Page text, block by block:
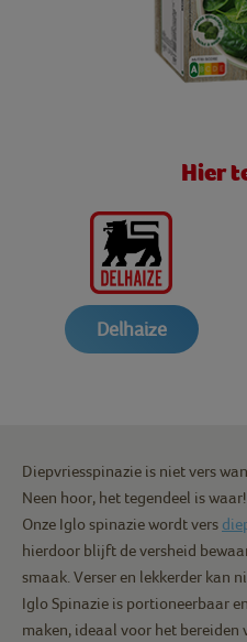
Hier
Delhaize
Diepvriesspinazie is niet vers
Neen hoor, het tegendeel is waar!
Onze Iglo spinazie wordt vers
hierdoor blijft de versheid
smaak. Verser en lekkerder kan
Iglo Spinazie is portioneerbaar
maken, ideaal voor het bereiden